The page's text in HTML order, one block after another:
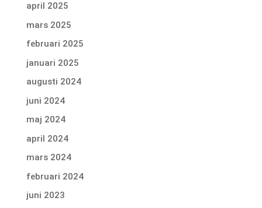
april 2025
mars 2025
februari 2025
januari 2025
augusti 2024
juni 2024
maj 2024
april 2024
mars 2024
februari 2024
juni 2023